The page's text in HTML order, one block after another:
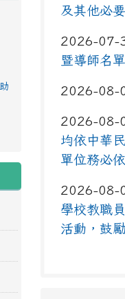
及其他必
2026-07-
暨導師名單
2026-
2026-08-
均依中華
單位務必
2026-08-
學校教職
活動，鼓